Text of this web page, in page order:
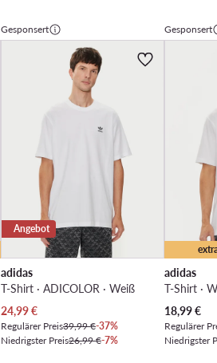
Gesponsert
Angebot
adidas
T-Shirt · ADICOLOR · Weiß
Aktueller Preis
24,99€
Regulärer Preis39,99 €-37%
Niedrigster Preis26,99 €-7%
Gesponsert
adidas
T-Shirt ·
Aktueller
18,99€
Regulärer
Niedrigster